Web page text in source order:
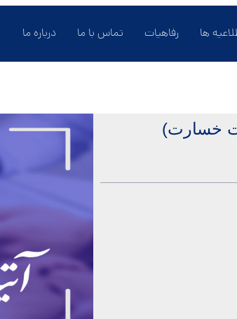
ها رفاهیات تماس با ما درباره ما
خسارت)